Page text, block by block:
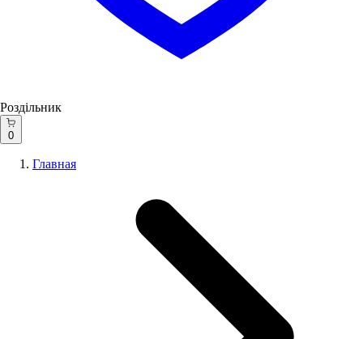
Роздільник
0
Главная